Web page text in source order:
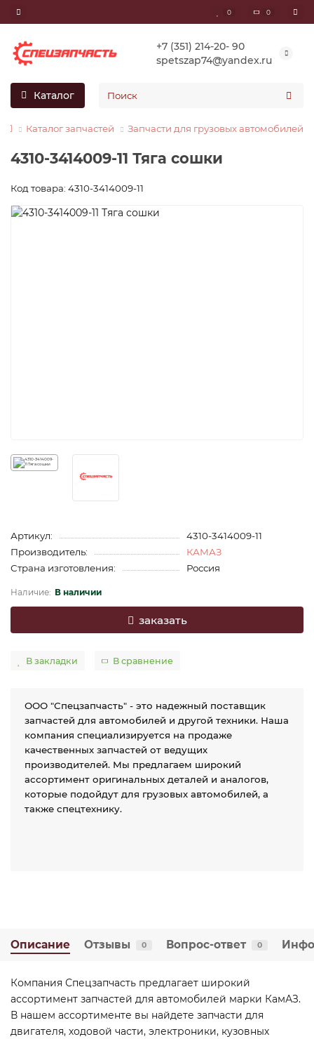
0 0
+7 (351) 214-20- 90
spetszap74@yandex.ru
Каталог
Каталог запчастей Запчасти для грузовых автомобилей
4310-3414009-11 Тяга сошки
Код товара: 4310-3414009-11
Артикул:
4310-3414009-11
Производитель:
КАМАЗ
Страна изготовления:
Россия
В наличии
заказать
В закладки В сравнение
ООО "Спецзапчасть" - это надежный поставщик
запчастей для автомобилей и другой техники. Наша
компания специализируется на продаже
качественных запчастей от ведущих
производителей. Мы предлагаем широкий
ассортимент оригинальных деталей и аналогов,
которые подойдут для грузовых автомобилей, а
также спецтехнику.
Описание Отзывы 0 Вопрос-ответ 0
Компания Спецзапчасть предлагает широкий
ассортимент запчастей для автомобилей марки КамАЗ.
В нашем ассортименте вы найдете запчасти для
двигателя, ходовой части, электроники, кузовных